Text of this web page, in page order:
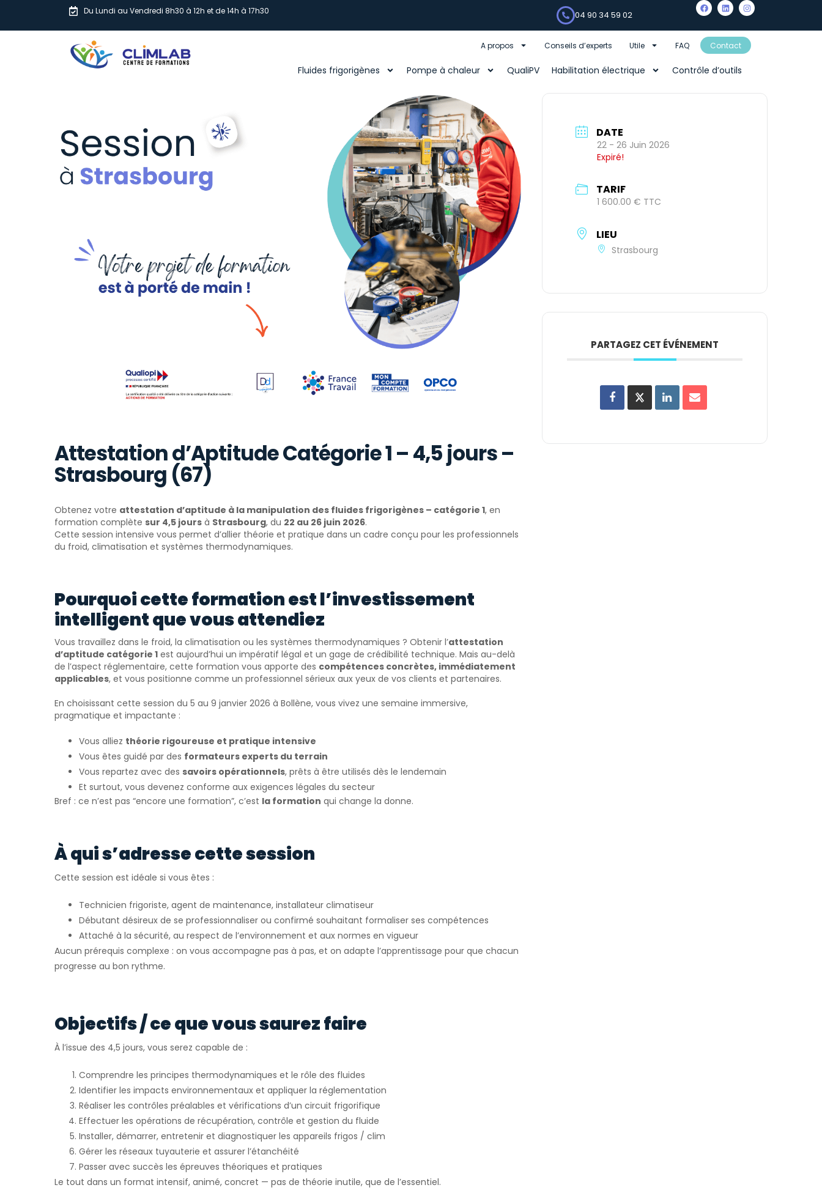
Du Lundi au Vendredi 8h30 à 12h et de 14h à 17h30 04 90 34 59 02
A propos Conseils d’experts Utile FAQ Contact
Fluides frigorigènes Pompe à chaleur QualiPV Habilitation électrique Contrôle d’outils
Attestation d’Aptitude Catégorie 1 – 4,5 jours –
Strasbourg (67)
Obtenez votre attestation d’aptitude à la manipulation des fluides frigorigènes – catégorie 1, en
formation complète sur 4,5 jours à Strasbourg, du 22 au 26 juin 2026.
Cette session intensive vous permet d’allier théorie et pratique dans un cadre conçu pour les professionnels
du froid, climatisation et systèmes thermodynamiques.
Pourquoi cette formation est l’investissement
intelligent que vous attendiez
Vous travaillez dans le froid, la climatisation ou les systèmes thermodynamiques ? Obtenir l’attestation
d’aptitude catégorie 1 est aujourd’hui un impératif légal et un gage de crédibilité technique. Mais au-delà
de l’aspect réglementaire, cette formation vous apporte des compétences concrètes, immédiatement
applicables, et vous positionne comme un professionnel sérieux aux yeux de vos clients et partenaires.
En choisissant cette session du 5 au 9 janvier 2026 à Bollène, vous vivez une semaine immersive,
pragmatique et impactante :
Vous alliez théorie rigoureuse et pratique intensive
Vous êtes guidé par des formateurs experts du terrain
Vous repartez avec des savoirs opérationnels, prêts à être utilisés dès le lendemain
Et surtout, vous devenez conforme aux exigences légales du secteur
Bref : ce n’est pas “encore une formation”, c’est la formation qui change la donne.
À qui s’adresse cette session
Cette session est idéale si vous êtes :
Technicien frigoriste, agent de maintenance, installateur climatiseur
Débutant désireux de se professionnaliser ou confirmé souhaitant formaliser ses compétences
Attaché à la sécurité, au respect de l’environnement et aux normes en vigueur
Aucun prérequis complexe : on vous accompagne pas à pas, et on adapte l’apprentissage pour que chacun
progresse au bon rythme.
Objectifs / ce que vous saurez faire
À l’issue des 4,5 jours, vous serez capable de :
Comprendre les principes thermodynamiques et le rôle des fluides
Identifier les impacts environnementaux et appliquer la réglementation
Réaliser les contrôles préalables et vérifications d’un circuit frigorifique
Effectuer les opérations de récupération, contrôle et gestion du fluide
Installer, démarrer, entretenir et diagnostiquer les appareils frigos / clim
Gérer les réseaux tuyauterie et assurer l’étanchéité
Passer avec succès les épreuves théoriques et pratiques
Le tout dans un format intensif, animé, concret — pas de théorie inutile, que de l’essentiel.
DATE
22 - 26 Juin 2026
Expiré!
TARIF
1 600.00 € TTC
LIEU
Strasbourg
PARTAGEZ CET ÉVÉNEMENT